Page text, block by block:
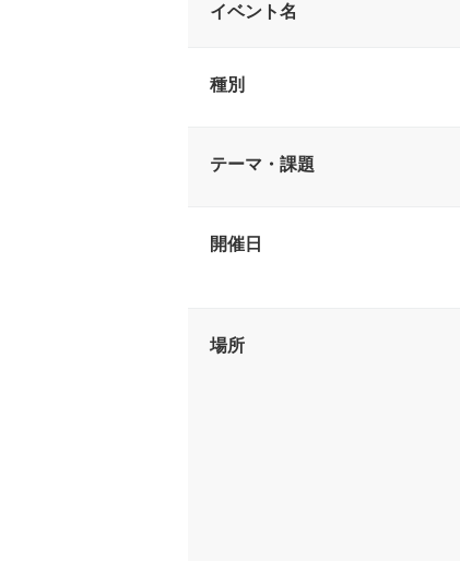
イベント名
種別
テーマ・課題
開催日
場所